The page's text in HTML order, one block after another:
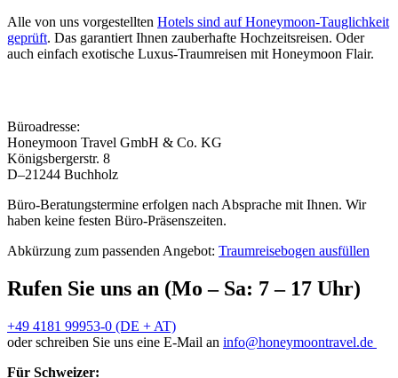
Alle von uns vorgestellten Hotels sind auf Honeymoon-Tauglichkeit
geprüft. Das garantiert Ihnen zauberhafte Hochzeitsreisen. Oder
auch einfach exotische Luxus-Traumreisen mit Honeymoon Flair.
Büroadresse:
Honeymoon Travel GmbH & Co. KG
Königsbergerstr. 8
D–21244 Buchholz
Büro-Beratungstermine erfolgen nach Absprache mit Ihnen. Wir
haben keine festen Büro-Präsenszeiten.
Abkürzung zum passenden Angebot: Traumreisebogen ausfüllen
Rufen Sie uns an (Mo – Sa: 7 – 17 Uhr)
+49 4181 99953-0 (DE + AT)
oder schreiben Sie uns eine E-Mail an info@honeymoontravel.de
Für Schweizer: